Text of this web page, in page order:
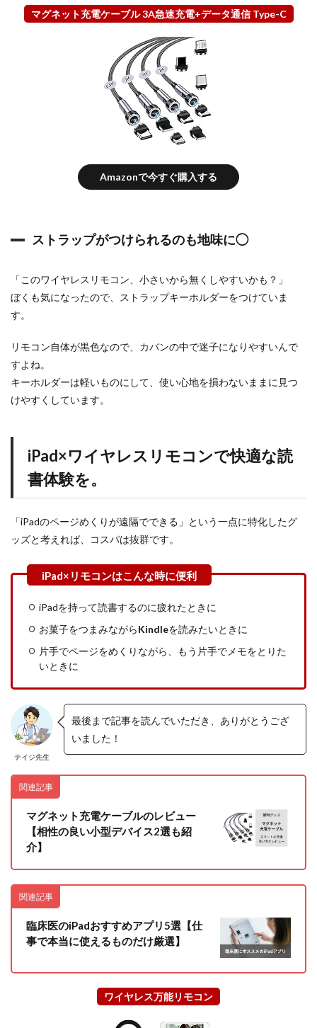
マグネット充電ケーブル 3A急速充電+データ通信 Type-C
Amazonで今すぐ購入する
ストラップがつけられるのも地味に◯
「このワイヤレスリモコン、小さいから無くしやすいかも？」
ぼくも気になったので、ストラップキーホルダーをつけていま
す。
リモコン自体が黒色なので、カバンの中で迷子になりやすいんで
すよね。
キーホルダーは軽いものにして、使い心地を損わないままに見つ
けやすくしています。
iPad×ワイヤレスリモコンで快適な読
書体験を。
「iPadのページめくりが遠隔でできる」という一点に特化したグ
ッズと考えれば、コスパは抜群です。
iPadを持って読書するのに疲れたときに
お菓子をつまみながらKindleを読みたいときに
片手でページをめくりながら、もう片手でメモをとりた
いときに
テイジ先生
最後まで記事を読んでいただき、ありがとうござ
いました！
関連記事
マグネット充電ケーブルのレビュー
【相性の良い小型デバイス2選も紹
介】
関連記事
臨床医のiPadおすすめアプリ5選【仕
事で本当に使えるものだけ厳選】
ワイヤレス万能リモコン